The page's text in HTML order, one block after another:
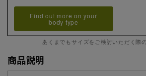
Find out more on your
body type
あくまでもサイズをご検討いただく際
商品説明